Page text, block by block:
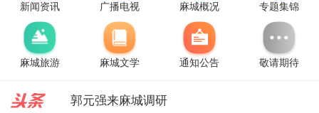
新闻资讯 广播电视 麻城概况 专题集锦
麻城旅游 麻城文学 通知公告 敬请期待
郭元强来麻城调研